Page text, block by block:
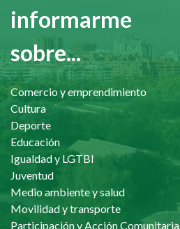
informarme
sobre...
Comercio y emprendimiento
Cultura
Deporte
Educación
Igualdad y LGTBI
Juventud
Medio ambiente y salud
Movilidad y transporte
Participación y Acción Comunitaria